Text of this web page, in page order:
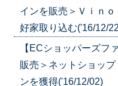
インを販売＞Ｖｉｎ
好家取り込む('16/12/
【ECショッパーズ
販売＞ネットショッ
ンを獲得('16/12/02)